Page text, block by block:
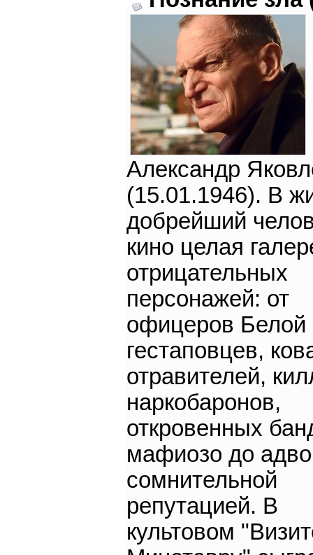
Александр
(15.01.1946). В
добрейший
кино целая
отрицательных
персонажей: от
офицеров Белой
гестаповцев,
отравителей,
наркобаронов,
откровенных
мафиозо до
сомнительной
репутацией. В
культовом